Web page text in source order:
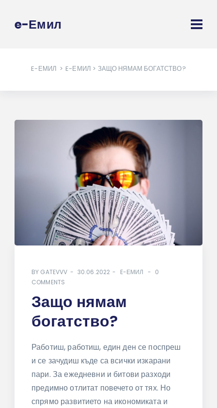
e-Емил
E-ЕМИЛ > E-ЕМИЛ > ЗАЩО НЯМАМ БОГАТСТВО?
BY GATEVVV 30.06.2022 E-ЕМИЛ
0
COMMENTS
Защо нямам
богатство?
Работиш, работиш, един ден се поспреш
и се зачудиш къде са всички изкарани
пари. За ежедневни и битови разходи
предимно отлитат повечето от тях. Но
спрямо развитието на икономиката и